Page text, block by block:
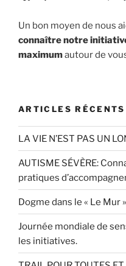
Un bon moyen de nous
connaître notre
maximumautour de
ARTICLES RÉCENTS
LA VIE N’EST PAS UN
AUTISME SÉVÈRE:
pratiques
Dogme dans le « Le Mur
Journée mondiale de
les initiatives.